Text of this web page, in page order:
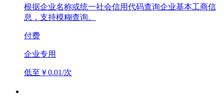
根据企业名称或统一社会信用代码查询企业基本工商信
息，支持模糊查询。
付费
企业专用
低至￥0.01/次